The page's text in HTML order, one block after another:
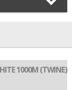
1000M (TWINE)